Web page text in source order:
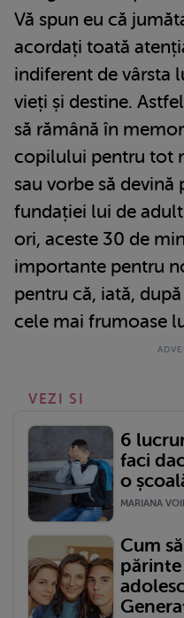
Vă spun eu că
acordați toată
indiferent de vârsta
vieți și destine.
să rămână în
copilului pentru tot
sau vorbe să
fundației lui de
ori, aceste 30 de
importante pentru
pentru că, iată,
cele mai frumoase
VEZI SI
6
faci
o
MARIANA
Cum